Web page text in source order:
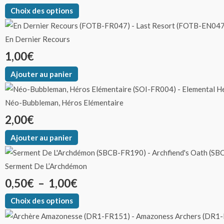
Choix des options
En Dernier Recours
1,00€
Ajouter au panier
Néo-Bubbleman, Héros Elémentaire
2,00€
Ajouter au panier
Serment De L’Archdémon
0,50€ – 1,00€
Choix des options